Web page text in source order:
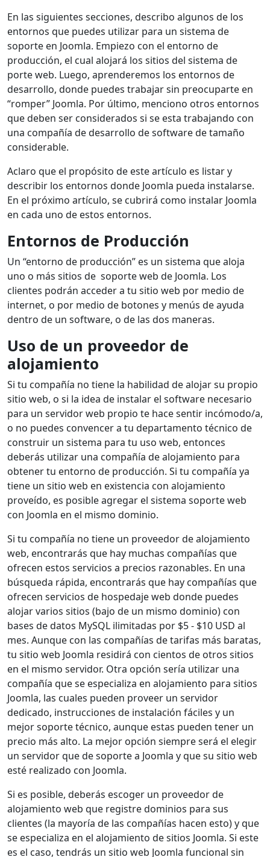
En las siguientes secciones, describo algunos de los
entornos que puedes utilizar para un sistema de
soporte en Joomla. Empiezo con el entorno de
producción, el cual alojará los sitios del sistema de
porte web. Luego, aprenderemos los entornos de
desarrollo, donde puedes trabajar sin preocuparte en
“romper” Joomla. Por último, menciono otros entornos
que deben ser considerados si se esta trabajando con
una compañía de desarrollo de software de tamaño
considerable.
Aclaro que el propósito de este artículo es listar y
describir los entornos donde Joomla pueda instalarse.
En el próximo artículo, se cubrirá como instalar Joomla
en cada uno de estos entornos.
Entornos de Producción
Un “entorno de producción” es un sistema que aloja
uno o más sitios de soporte web de Joomla. Los
clientes podrán acceder a tu sitio web por medio de
internet, o por medio de botones y menús de ayuda
dentro de un software, o de las dos maneras.
Uso de un proveedor de
alojamiento
Si tu compañía no tiene la habilidad de alojar su propio
sitio web, o si la idea de instalar el software necesario
para un servidor web propio te hace sentir incómodo/a,
o no puedes convencer a tu departamento técnico de
construir un sistema para tu uso web, entonces
deberás utilizar una compañía de alojamiento para
obtener tu entorno de producción. Si tu compañía ya
tiene un sitio web en existencia con alojamiento
proveído, es posible agregar el sistema soporte web
con Joomla en el mismo dominio.
Si tu compañía no tiene un proveedor de alojamiento
web, encontrarás que hay muchas compañías que
ofrecen estos servicios a precios razonables. En una
búsqueda rápida, encontrarás que hay compañías que
ofrecen servicios de hospedaje web donde puedes
alojar varios sitios (bajo de un mismo dominio) con
bases de datos MySQL ilimitadas por $5 - $10 USD al
mes. Aunque con las compañías de tarifas más baratas,
tu sitio web Joomla residirá con cientos de otros sitios
en el mismo servidor. Otra opción sería utilizar una
compañía que se especializa en alojamiento para sitios
Joomla, las cuales pueden proveer un servidor
dedicado, instrucciones de instalación fáciles y un
mejor soporte técnico, aunque estas pueden tener un
precio más alto. La mejor opción siempre será el elegir
un servidor que de soporte a Joomla y que su sitio web
esté realizado con Joomla.
Si es posible, deberás escoger un proveedor de
alojamiento web que registre dominios para sus
clientes (la mayoría de las compañías hacen esto) y que
se especializa en el alojamiento de sitios Joomla. Si este
es el caso, tendrás un sitio web Joomla funcional sin